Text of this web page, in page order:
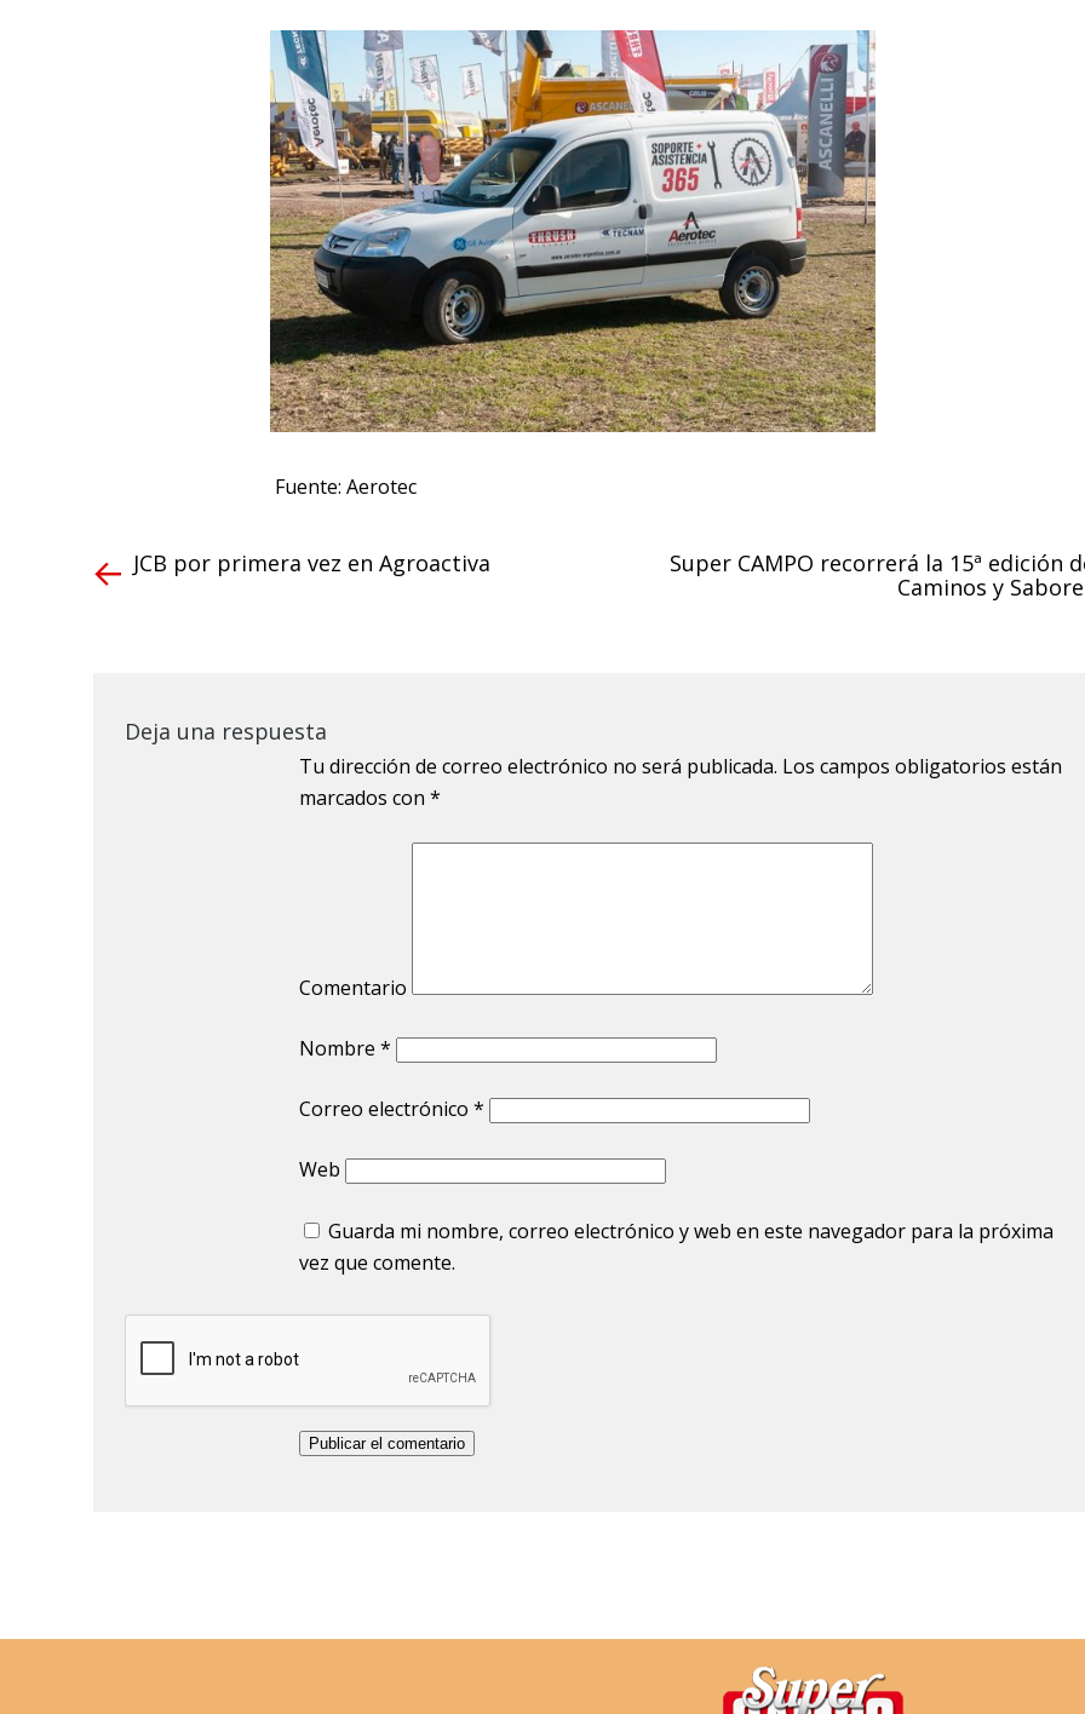
Fuente: Aerotec
JCB por primera vez en Agroactiva
Super CAMPO recorrerá la 15ª edición
Caminos y
Deja una respuesta
Tu dirección de correo electrónico no será publicada. Los campos obligatorios están
marcados con *
Comentario
Nombre *
Correo electrónico *
Web
Guarda mi nombre, correo electrónico y web en este navegador para la próxima
vez que comente.